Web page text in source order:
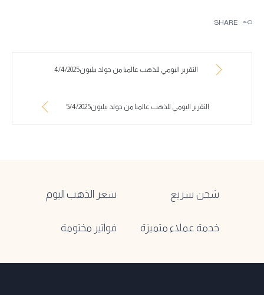
SHARE
التقرير اليومي للذهب عالميا من جولد بيليون4/4/2025
التقرير اليومي للذهب عالميا من جولد بيليون5/4/2025
شحن سريع سعر الذهب اليوم
خدمة عملاء متميزة فواتير مختومة